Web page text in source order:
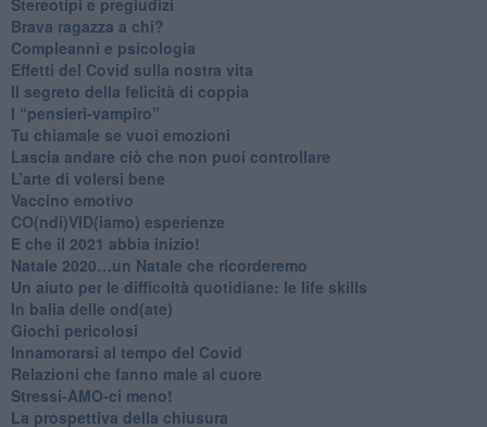
​Brava ragazza a chi?
​Compleanni e psicologia
Effetti del Covid sulla nostra vita
Il segreto della felicità di coppia
​I “pensieri-vampiro”
​Tu chiamale se vuoi emozioni
​Lascia andare ciò che non puoi controllare
L’arte di volersi bene
​Vaccino emotivo
CO(ndi)VID(iamo) esperienze
​E che il 2021 abbia inizio!
​Natale 2020…un Natale che ricorderemo
Un aiuto per le difficoltà quotidiane: le life skills
​In balia delle ond(ate)
Giochi pericolosi
Innamorarsi al tempo del Covid
​Relazioni che fanno male al cuore
​Stressi-AMO-ci meno!
​La prospettiva della chiusura